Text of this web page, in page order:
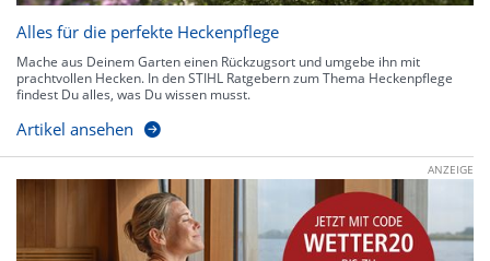
Alles für die perfekte Heckenpflege
Mache aus Deinem Garten einen Rückzugsort und umgebe ihn mit
prachtvollen Hecken. In den STIHL Ratgebern zum Thema Heckenpflege
findest Du alles, was Du wissen musst.
Artikel ansehen
ANZEIGE